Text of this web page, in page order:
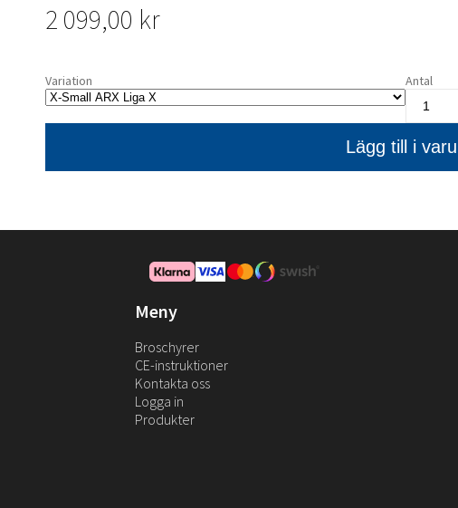
2 099,00 kr
Variation Antal
Meny
Broschyrer
CE-instruktioner
Kontakta oss
Logga in
Produkter